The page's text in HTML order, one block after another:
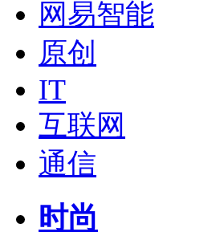
网易智能
原创
IT
互联网
通信
时尚